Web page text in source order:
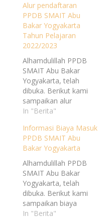
Alur pendaftaran
PPDB SMAIT Abu
Bakar Yogyakarta
Tahun Pelajaran
2022/2023
Alhamdulillah PPDB
SMAIT Abu Bakar
Yogyakarta, telah
dibuka. Berikut kami
sampaikan alur
pendaftaranya. Untuk
harinya pantau terus
instagram
@smaitabubakarofficia
l Share this:Related
posts:
http://smaitabubakar.s
ch.id/alur-pendaftaran-
ppdb-smait-abu-bakar-
yogyakarta-tahun-
In "Berita"
Informasi Biaya Masuk
PPDB SMAIT Abu
Bakar Yogyakarta
Alhamdulillah PPDB
SMAIT Abu Bakar
Yogyakarta, telah
dibuka. Berikut kami
sampaikan biaya
masuk. Untuk info
In "Berita"